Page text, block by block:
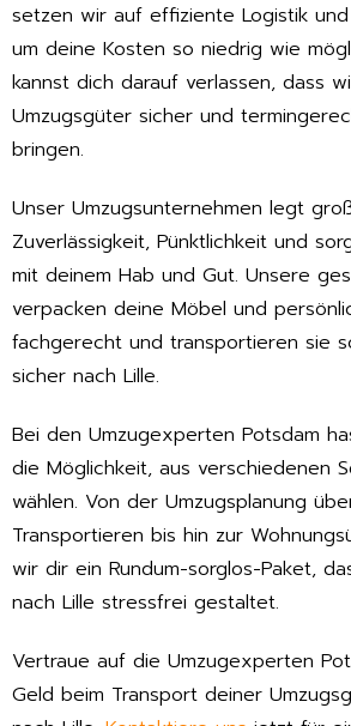
setzen wir auf effiziente Logistik
um deine Kosten so niedrig wie
kannst dich darauf verlassen, dass
Umzugsgüter sicher und
bringen.
Unser Umzugsunternehmen legt
Zuverlässigkeit, Pünktlichkeit und
mit deinem Hab und Gut. Unsere
verpacken deine Möbel und
fachgerecht und transportieren sie
sicher nach Lille.
Bei den Umzugexperten Potsdam
die Möglichkeit, aus verschiedenen
wählen. Von der Umzugsplanung
Transportieren bis hin zur
wir dir ein Rundum-sorglos-Paket,
nach Lille stressfrei gestaltet.
Vertraue auf die Umzugexperten
Geld beim Transport deiner